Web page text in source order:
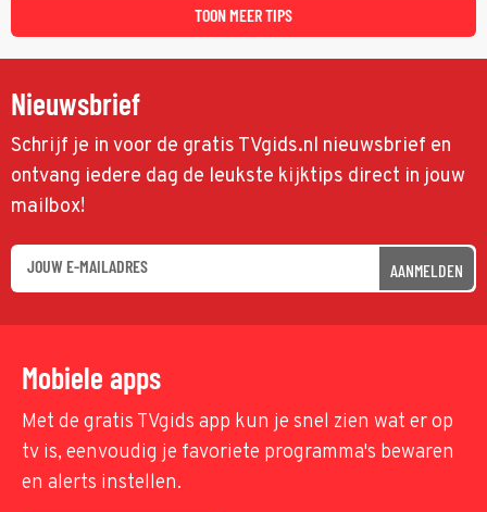
TOON MEER TIPS
Nieuwsbrief
Schrijf je in voor de gratis TVgids.nl nieuwsbrief en
ontvang iedere dag de leukste kijktips direct in jouw
mailbox!
AANMELDEN
Mobiele apps
Met de gratis TVgids app kun je snel zien wat er op
tv is, eenvoudig je favoriete programma's bewaren
en alerts instellen.